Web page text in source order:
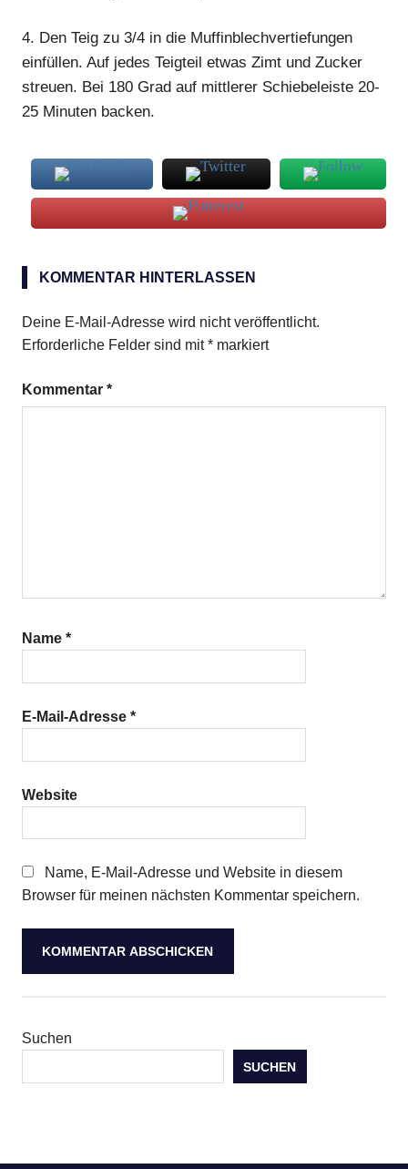
4. Den Teig zu 3/4 in die Muffinblechvertiefungen
einfüllen. Auf jedes Teigteil etwas Zimt und Zucker
streuen. Bei 180 Grad auf mittlerer Schiebeleiste 20-
25 Minuten backen.
Walnüsse
KOMMENTAR HINTERLASSEN
Deine E-Mail-Adresse wird nicht veröffentlicht.
Erforderliche Felder sind mit* markiert
Kommentar *
Name *
E-Mail-Adresse *
Website
Name, E-Mail-Adresse und Website in diesem
Browser für meinen nächsten Kommentar speichern.
Suchen
SUCHEN